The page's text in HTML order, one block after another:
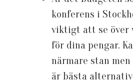
konferens i
viktigt att se över
för dina pengar.
närmare stan
är bästa